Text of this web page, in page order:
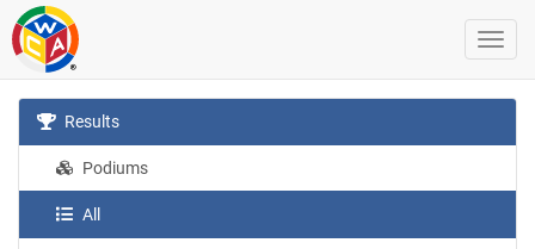
Results
Podiums
All